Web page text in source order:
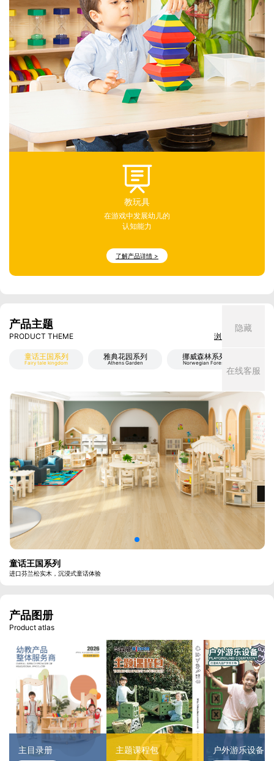
教玩具
在游戏中发展幼儿的
认知能力
了解产品详情 >
产品主题
PRODUCT THEME 浏览所有案例 >
童话王国系列
Fairy tale kingdom
雅典花园系列
Athens Garden
挪威森林系列
Norwegian Forest
童话王国系列
进口芬兰松实木，沉浸式童话体验
产品图册
Product atlas
主目录册 主题课程包 户外游乐设备
隐藏
在线客服